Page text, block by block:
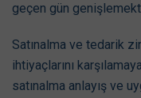
geçen gün
Satınalma ve tedarik
ihtiyaçlarını
satınalma anlayış ve